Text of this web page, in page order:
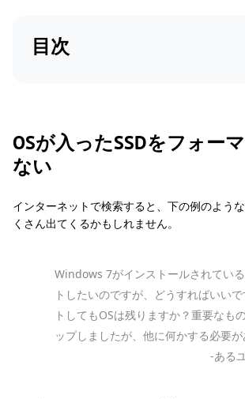
目次
OSが入ったSSDをフォー
ない
インターネットで検索すると、下の例のよう
くさん出てくるかもしれません。
Windows 7がインストールされてい
トしたいのですが、どうすればいい
トしてもOSは残りますか？重要なも
ップしましたが、他に何かする必要が
-ある